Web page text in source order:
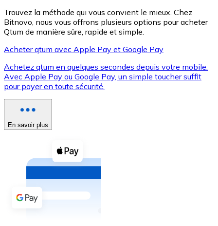
XRP
XRP
Voir toutes
Coupons crypto
Achetez des cryptomonnaies en espèces et d'autres
Acheter avec espèces
Virement SEPA
Trouvez la méthode qui vous convient le mieux. Chez
Bitnovo, nous vous offrons plusieurs options pour acheter
Qtum de manière sûre, rapide et simple.
Acheter qtum avec Apple Pay et Google Pay
Achetez qtum en quelques secondes depuis votre mobile.
Avec Apple Pay ou Google Pay, un simple toucher suffit
pour payer en toute sécurité.
En savoir plus